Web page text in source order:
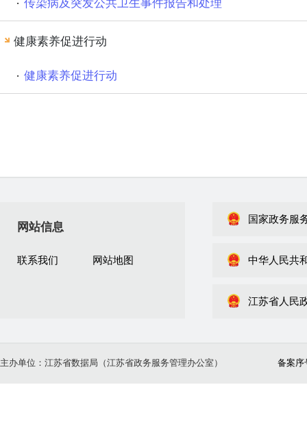
传染病及突发公共卫生事件报告和处理
健康素养促进行动
健康素养促进行动
网站信息
联系我们 网站地图
国家政务服
中华人民共
江苏省人民
主办单位：江苏省数据局（江苏省政务服务管理办公室） 备案序